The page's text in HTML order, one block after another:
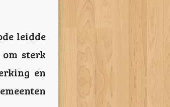
leidde
sterk
en